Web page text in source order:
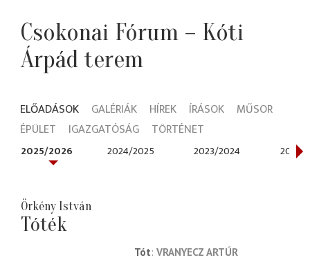
Csokonai Fórum – Kóti
Árpád terem
ELŐADÁSOK GALÉRIÁK HÍREK ÍRÁSOK
MŰSOR
ÉPÜLET
IGAZGATÓSÁG TÖRTÉNET
2025/2026 2024/2025 2023/2024 2022/
Örkény István
Tóték
Tót VRANYECZ ARTÚR